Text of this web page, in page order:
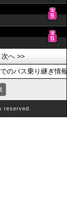
次へ >>
のバス乗り継ぎ情
reserved.